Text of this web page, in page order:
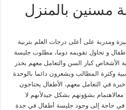
مسنين بالمنزل
ومدربة على أعلى درجات العلم بتربية
و تحاول تقويمه دوما، مطلوب جليسة
الأشخاص كبار السن والتعامل معهم بحذر
وكثرة المطالب ويشعرون دائما بالوحدة
في التعامل معهم، الأطفال يحتاجون
معالاهتمام بشؤونهم بشكل جيدلأنهم لا
حاجة إلى وجود جليسة أطفال في جدة